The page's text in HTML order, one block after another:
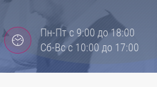
Пн-Пт с 9:00 до 18:00
Сб-Вс с 10:00 до 17:00